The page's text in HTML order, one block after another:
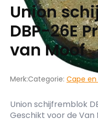
Union
DBP-26E
van Moof
Merk:Categorie: Cape
Union schijfremblok
Geschikt voor de Van